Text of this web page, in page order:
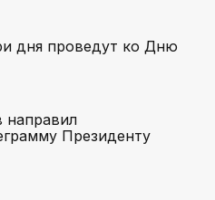
дня проведут ко Дню
Президенту